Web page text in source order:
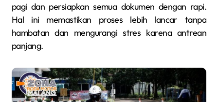
pagi dan persiapkan semua dokumen dengan rapi.
Hal ini memastikan proses lebih lancar tanpa
hambatan dan mengurangi stres karena antrean
panjang.